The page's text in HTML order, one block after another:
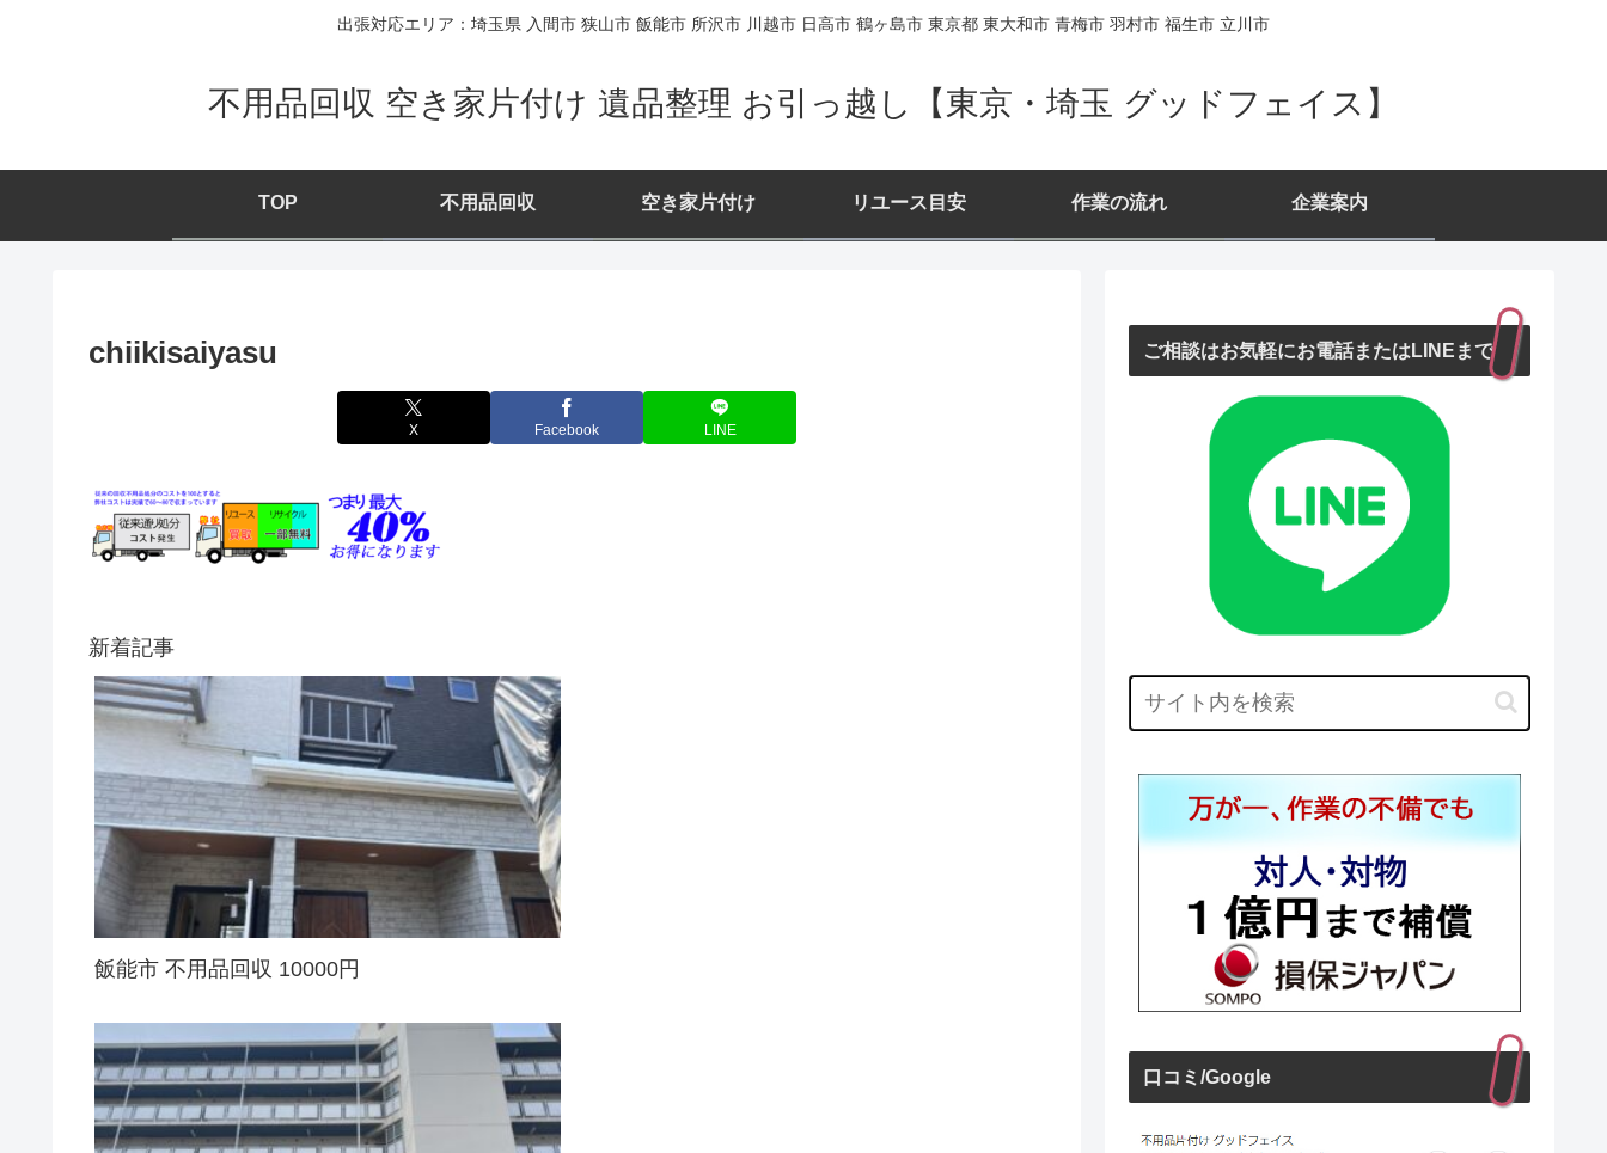
出張対応エリア：埼玉県 入間市 狭山市 飯能市 所沢市 川越市 日高市 鶴ヶ島市 東京都 東大和市 青梅市 羽村市 福生市 立川市
不用品回収 空き家片付け 遺品整理 お引っ越し【東京・埼玉 グッドフェイス】
TOP 不用品回収 空き家片付け リユース目安 作業の流れ 企業案内
chiikisaiyasu
X Facebook LINE
新着記事
飯能市 不用品回収 10000円
ご相談はお気軽にお電話またはLINEまで
口コミ/Google